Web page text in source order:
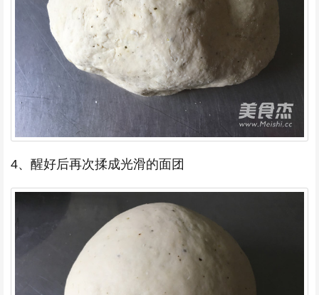
4、醒好后再次揉成光滑的面团